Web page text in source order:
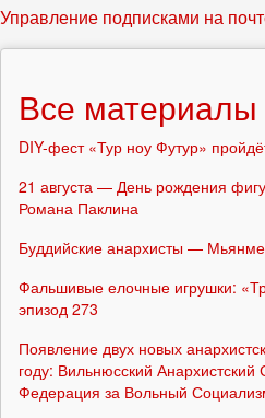
Управление подписками на
Все материалы
DIY-фест «Тур ноу Футур»
21 августа — День рождения
Романа Паклина
Буддийские анархисты — Мьянме
Фальшивые елочные игрушки:
эпизод 273
Появление двух новых
году: Вильнюсский
Федерация за Вольный